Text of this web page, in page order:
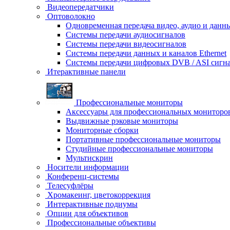
Видеопередатчики
Оптоволокно
Одновременная передача видео, аудио и
Системы передачи аудиосигналов
Системы передачи видеосигналов
Системы передачи данных и каналов Ethernet
Системы передачи цифровых DVB / ASI
Итерактивные панели
Профессиональные мониторы
Аксессуары для профессиональных
Выдвижные рэковые мониторы
Мониторные сборки
Портативные профессиональные мониторы
Студийные профессиональные мониторы
Мультискрин
Носители информации
Конференц-системы
Телесуфлёры
Хромакеинг, цветокоррекция
Интерактивные подиумы
Опции для объективов
Профессиональные объективы